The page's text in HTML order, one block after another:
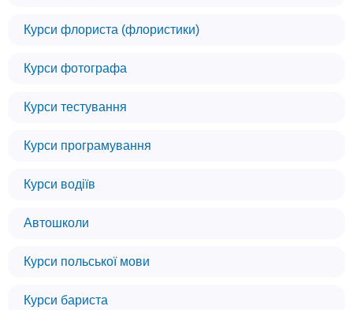
Курси флориста (флористики)
Курси фотографа
Курси тестування
Курси програмування
Курси водіїв
Автошколи
Курси польської мови
Курси бариста